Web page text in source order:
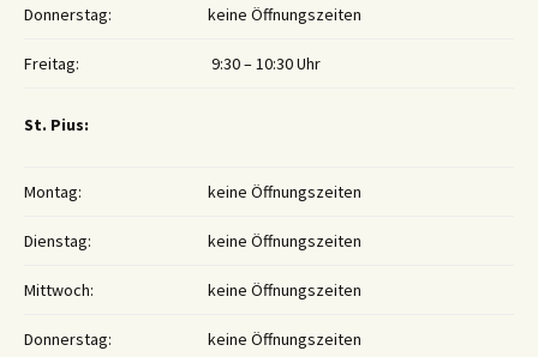
Donnerstag: keine Öffnungszeiten
Freitag: 9:30 – 10:30 Uhr
St. Pius:
Montag: keine Öffnungszeiten
Dienstag: keine Öffnungszeiten
Mittwoch: keine Öffnungszeiten
Donnerstag: keine Öffnungszeiten